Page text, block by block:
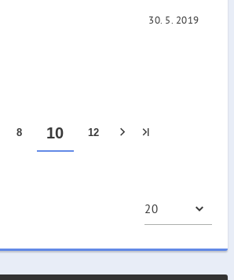
30. 5. 2019
8 10 12